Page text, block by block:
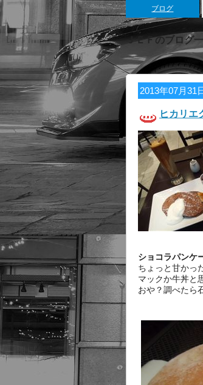
ブログ
ＪＥＦのブログ
2013年07月31
ヒカリエ
ショコラパン
ちょっと甘かっ
マックか牛丼と
おや？調べたら